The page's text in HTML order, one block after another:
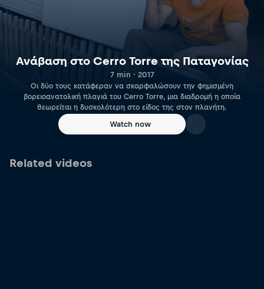
Ανάβαση στο Cerro Torre της Παταγονίας
7 min · 2017
Οι δύο τους κατάφεραν να σκαρφαλώσουν την φημισμένη
βορειοανατολική πλαγιά του Cerro Torre, μια διαδρομή η οποία
θεωρείται η δυσκολότερη στο είδος της στον πλανήτη.
Watch now
Related videos